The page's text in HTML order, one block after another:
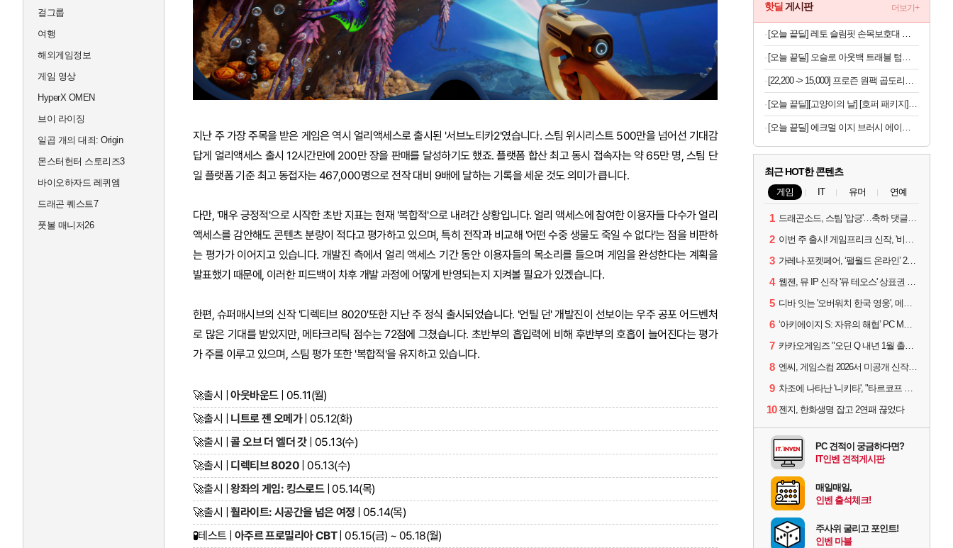
걸그룹
여행
해외게임정보
게임 영상
HyperX OMEN
브이 라이징
일곱 개의 대죄: Origin
몬스터헌터 스토리즈3
바이오하자드 레퀴엠
드래곤 퀘스트7
풋볼 매니저26
지난 주 가장 주목을 받은 게임은 역시 얼리액세스로 출시된 '서브노티카2'였습니다. 스팀 위시리스트 500만을 넘어선 기대감
답게 얼리액세스 출시 12시간만에 200만 장을 판매를 달성하기도 했죠. 플랫폼 합산 최고 동시 접속자는 약 65만 명, 스팀 단
일 플랫폼 기준 최고 동접자는 467,000명으로 전작 대비 9배에 달하는 기록을 세운 것도 의미가 큽니다.
다만, '매우 긍정적'으로 시작한 초반 지표는 현재 '복합적'으로 내려간 상황입니다. 얼리 액세스에 참여한 이용자들 다수가 얼리
액세스를 감안해도 콘텐츠 분량이 적다고 평가하고 있으며, 특히 전작과 비교해 '어떤 수중 생물도 죽일 수 없다'는 점을 비판하
는 평가가 이어지고 있습니다. 개발진 측에서 얼리 액세스 기간 동안 이용자들의 목소리를 들으며 게임을 완성한다는 계획을
발표했기 때문에, 이러한 피드백이 차후 개발 과정에 어떻게 반영되는지 지켜볼 필요가 있겠습니다.
한편, 슈퍼매시브의 신작 '디렉티브 8020'또한 지난 주 정식 출시되었습니다. '언틸 던' 개발진이 선보이는 우주 공포 어드벤처
로 많은 기대를 받았지만, 메타크리틱 점수는 72점에 그쳤습니다. 초반부의 흡입력에 비해 후반부의 호흡이 늘어진다는 평가
가 주를 이루고 있으며, 스팀 평가 또한 '복합적'을 유지하고 있습니다.
🚀출시 |아웃바운드| 05.11(월)
🚀출시 | 니트로 젠 오메가| 05.12(화)
🚀출시 |콜 오브 더 엘더 갓| 05.13(수)
🚀출시 | 디렉티브 8020 | 05.13(수)
🚀출시 |왕좌의 게임: 킹스로드| 05.14(목)
🚀출시 |훨라이트: 시공간을 넘은 여정 | 05.14(목)
🧪테스트 | 아주르 프로밀리아 CBT| 05.15(금) ~ 05.18(월)
핫딜 게시판 더보기+
[오늘 끝딜] 레토 슬림핏 손목보호대 헬스 팔목 얇은 아대 밴드 LSL-WB07
[오늘 끝딜] 오슬로 아웃백 트래블 텀블러 350ml, 아이보리
[22,200 -> 15,000] 프로즌 원팩 곱도리탕 590g 2개
[오늘 끝딜][고양이의 날] [호퍼 패키지] 리터로봇4 고양이 자동 화장실(블랙) + 리터호퍼
[오늘 끝딜] 에크멀 이지 브러시 에이에이 포인트 아이 06
최근 HOT한 콘텐츠
게임 IT 유머 연예
1 드래곤소드, 스팀 '압긍'…축하 댓글 달고 게임 코드 받자!
2 이번 주 출시! 게임프리크 신작, '비스트 오브 리인카네이션'
3 가레나·포켓페어, ‘팰월드 온라인’ 2026년 출시 예고
4 웹젠, 뮤 IP 신작 '뮤 테오스' 상표권 출원
5 디바 잇는 '오버워치 한국 영웅', 메카 파일럿 디몬 나온다
6 ‘아키에이지 S: 자유의 해협’ PC MMORPG로 개발한다
7 카카오게임즈 "오딘 Q 내년 1월 출시, 연기는 없다"
8 엔씨, 게임스컴 2026서 미공개 신작 최초 공개
9 차조에 나타난 '니키타', "타르코프 PvE 프레스티지 연내 출시 목표"
10 젠지, 한화생명 잡고 2연패 끊었다
PC 견적이 궁금하다면?
IT인벤 견적게시판
매일매일,
인벤 출석체크!
주사위 굴리고 포인트!
인벤 마블